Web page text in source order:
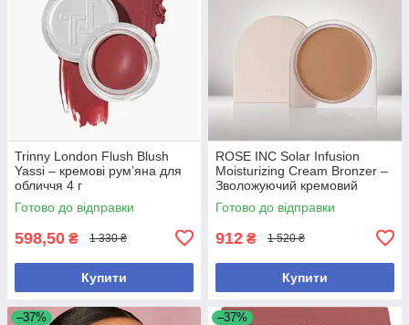
Trinny London Flush Blush
Yassi – кремові рум’яна для
обличчя 4 г
Готово до відправки
598,50 ₴ 1 330 ₴
Купити
ROSE INC Solar Infusion
Moisturizing Cream Bronzer –
Зволожуючий кремовий
бронзер, відтінок Parrot Cay
Готово до відправки
912 ₴ 1 520 ₴
Купити
–37% –37%